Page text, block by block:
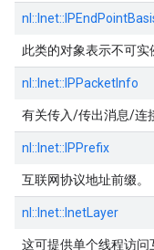
nl:: Inet::
此类的对象表示不可实
nl:: Inet:: IPPacketInfo
有关传入/传出消息/连
nl:: Inet:: IPPrefix
互联网协议地址前缀。
nl:: Inet:: InetLayer
这可提供单个线程访